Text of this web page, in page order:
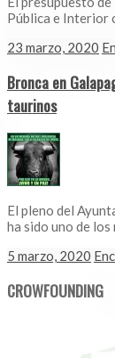
Pública e Interior
23 marzo, 2020
Bronca en
taurinos
El pleno del
ha sido uno de los
5 marzo, 2020
CROWFOUNDING